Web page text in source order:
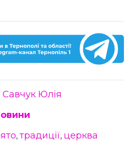
Савчук Юлія
, традиції, церква